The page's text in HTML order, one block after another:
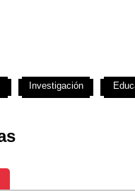
Investigación